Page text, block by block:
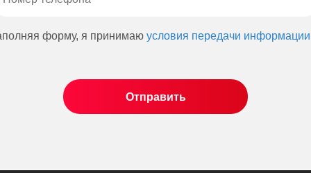
форму, я принимаю условия передачи информации